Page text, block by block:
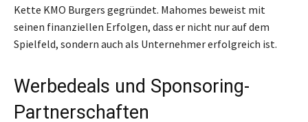
Kette KMO Burgers gegründet. Mahomes beweist mit
seinen finanziellen Erfolgen, dass er nicht nur auf dem
Spielfeld, sondern auch als Unternehmer erfolgreich ist.
Werbedeals und Sponsoring-
Partnerschaften